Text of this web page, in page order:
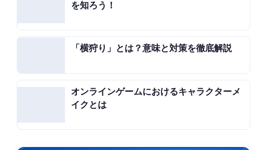
を知ろう！
「横狩り」とは？意味と対策を徹底解説
オンラインゲームにおけるキャラクターメ
イクとは